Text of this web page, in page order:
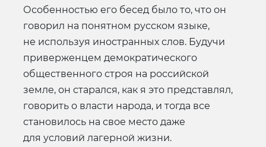
Особенностью его бесед было то, что он
говорил на понятном русском языке,
не используя иностранных слов. Будучи
приверженцем демократического
общественного строя на российской
земле, он старался, как я это представлял,
говорить о власти народа, и тогда все
становилось на свое место даже
для условий лагерной жизни.